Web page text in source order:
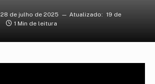
28 de julho de 2025 Atualizado: 19 de
1 Min de leitura